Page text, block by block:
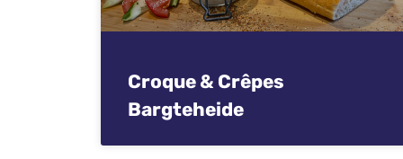
Croque & Crêpes
Bargteheide